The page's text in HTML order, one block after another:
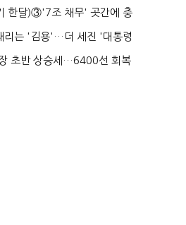
감소...
한달)③'7조 채무' 곳간에 충
, 20년...
리는 '김용'…더 세진 '대통령
...
초반 상승세…6400선 회복